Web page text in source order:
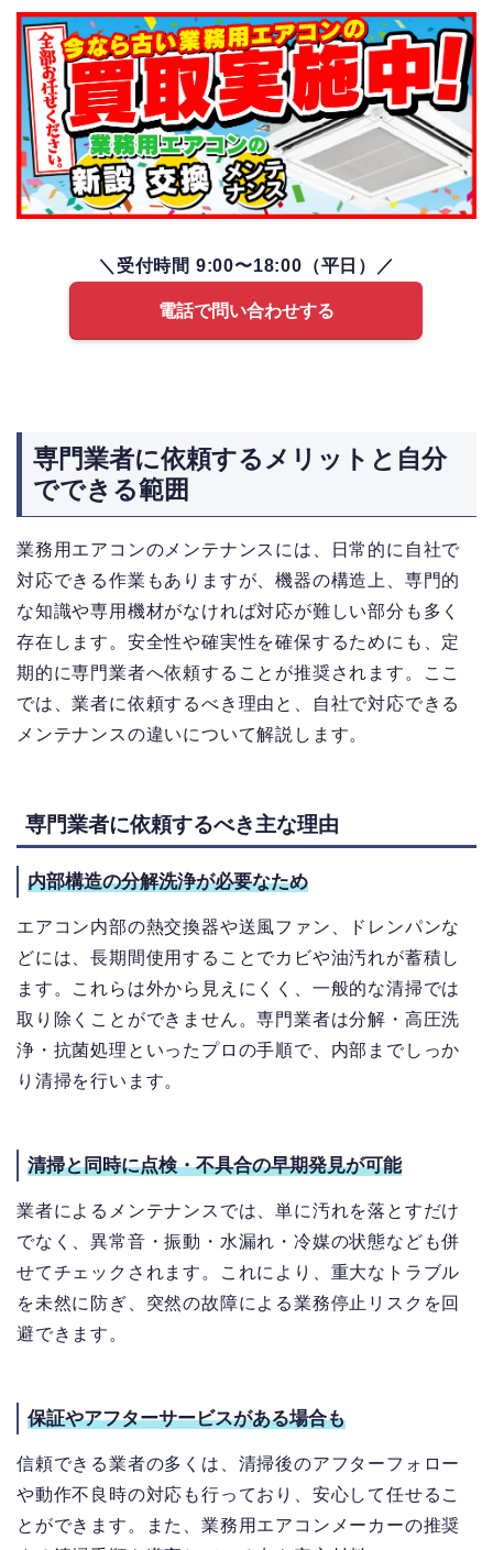
＼受付時間 9:00〜18:00（平日）／
電話で問い合わせする
専門業者に依頼するメリットと自分
でできる範囲
業務用エアコンのメンテナンスには、日常的に自社で
対応できる作業もありますが、機器の構造上、専門的
な知識や専用機材がなければ対応が難しい部分も多く
存在します。安全性や確実性を確保するためにも、定
期的に専門業者へ依頼することが推奨されます。ここ
では、業者に依頼するべき理由と、自社で対応できる
メンテナンスの違いについて解説します。
専門業者に依頼するべき主な理由
内部構造の分解洗浄が必要なため
エアコン内部の熱交換器や送風ファン、ドレンパンな
どには、長期間使用することでカビや油汚れが蓄積し
ます。これらは外から見えにくく、一般的な清掃では
取り除くことができません。専門業者は分解・高圧洗
浄・抗菌処理といったプロの手順で、内部までしっか
り清掃を行います。
清掃と同時に点検・不具合の早期発見が可能
業者によるメンテナンスでは、単に汚れを落とすだけ
でなく、異常音・振動・水漏れ・冷媒の状態なども併
せてチェックされます。これにより、重大なトラブル
を未然に防ぎ、突然の故障による業務停止リスクを回
避できます。
保証やアフターサービスがある場合も
信頼できる業者の多くは、清掃後のアフターフォロー
や動作不良時の対応も行っており、安心して任せるこ
とができます。また、業務用エアコンメーカーの推奨